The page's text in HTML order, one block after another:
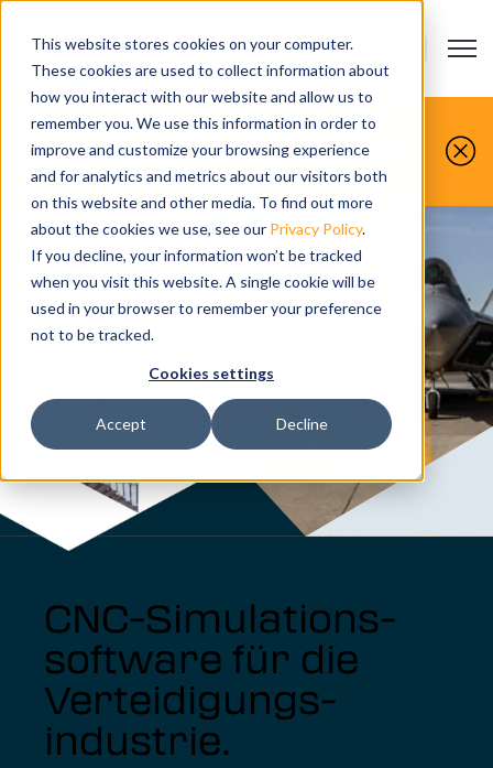
This website stores cookies on your computer.
These cookies are used to collect information about
how you interact with our website and allow us to
remember you. We use this information in order to
improve and customize your browsing experience
and for analytics and metrics about our visitors both
on this website and other media. To find out more
about the cookies we use, see our Privacy Policy.
If you decline, your information won’t be tracked
when you visit this website. A single cookie will be
used in your browser to remember your preference
not to be tracked.
Cookies settings
Accept Decline
Open
KONTAKT Show
Sie machen es, wir simulieren es.
Buchen Sie noch heute Ihre kostenlose
Demo.
CNC-Simulations-
software für die
Verteidigungs-
industrie.